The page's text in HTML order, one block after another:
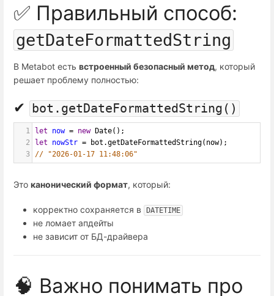
✅ Правильный способ:
getDateFormattedString
В Metabot есть встроенный безопасный метод, который
решает проблему полностью:
✔ bot.getDateFormattedString()
1 let now = new Date();
2
let nowStr = bot .getDateFormattedString( now);
3
// "2026-01-17 11:48:06"
Это канонический формат, который:
корректно сохраняется в DATETIME
не ломает апдейты
не зависит от БД-драйвера
🧠 Важно понимать про